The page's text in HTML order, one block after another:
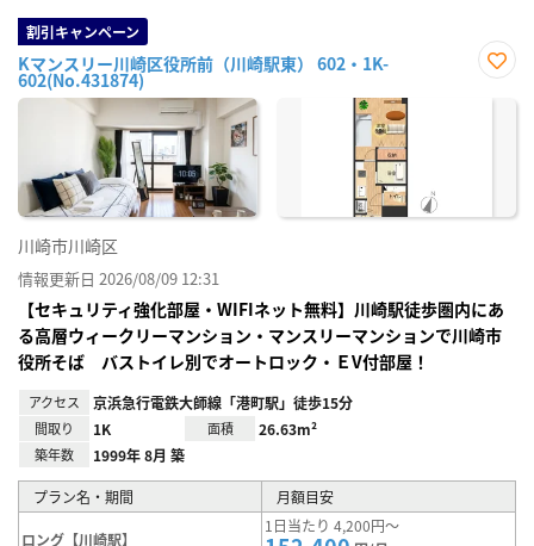
割引キャンペーン
Kマンスリー川崎区役所前（川崎駅東） 602・1K-
602(No.431874)
に入
川崎市川崎区
情報更新日 2026/08/09 12:31
【セキュリティ強化部屋・WIFIネット無料】川崎駅徒歩圏内にあ
る高層ウィークリーマンション・マンスリーマンションで川崎市
役所そば バストイレ別でオートロック・ＥV付部屋！
アクセス 京浜急行電鉄大師線「港町駅」徒歩15分
間取り 1K 面積 26.63m²
築年数 1999年 8月 築
プラン名・期間 月額目安
ロング【川崎駅】
1日当たり 4,200円～